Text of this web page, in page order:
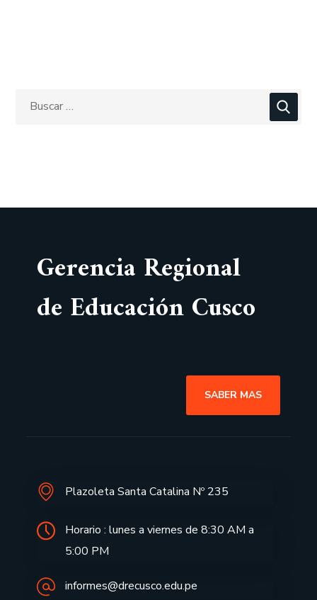
Gerencia Regional
de Educación Cusco
SABER MAS
Plazoleta Santa Catalina Nº 235
Horario : lunes a viernes de 8:30 AM a
5:00 PM
informes@drecusco.edu.pe